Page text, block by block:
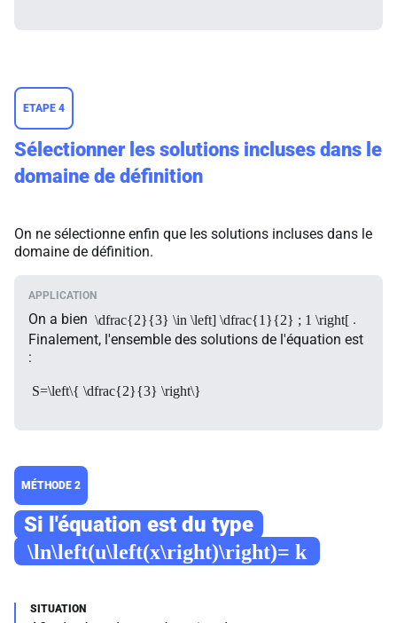
ETAPE 4
Sélectionner les solutions incluses dans le
domaine de définition
On ne sélectionne enfin que les solutions incluses dans le
domaine de définition.
On a bien \dfrac{2}{3} \in \left] \dfrac{1}{2} ; 1 \right[ .
Finalement, l'ensemble des solutions de l'équation est
:
S=\left\{ \dfrac{2}{3} \right\}
MÉTHODE 2
Si l'équation est du type
\ln\left(u\left(x\right)\right)= k